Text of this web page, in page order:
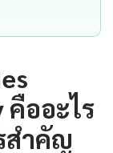
คืออะไร
สำคัญ